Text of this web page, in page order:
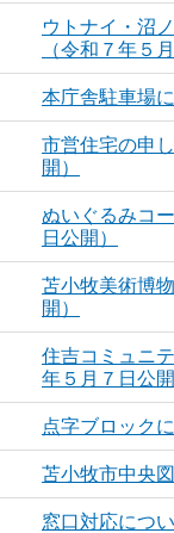
ウトナイ・沼
（令和７年５
本庁舎駐車場
市営住宅の申
開）
ぬいぐるみコ
日公開）
苫小牧美術博
開）
住吉コミュニ
年５月７日公開
点字ブロック
苫小牧市中央
窓口対応につ